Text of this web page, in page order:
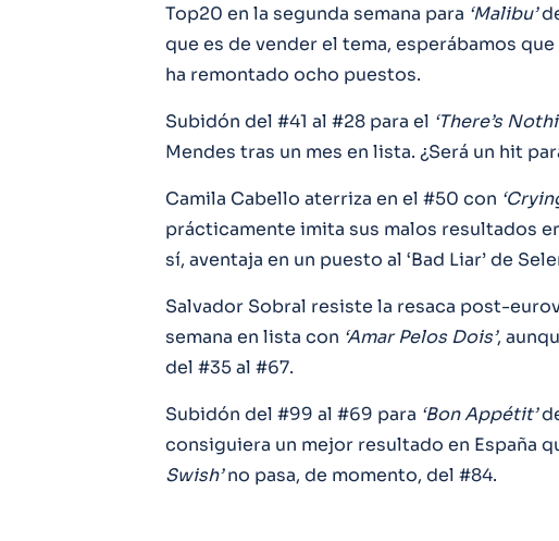
Top20 en la segunda semana para ‘Malibu’
que es de vender el tema, esperábamos
ha remontado ocho puestos.
Subidón del #41 al #28 para el ‘There’s
Mendes tras un mes en lista. ¿Será un hit
Camila Cabello aterriza en el #50 con
prácticamente imita sus malos resultados
sí, aventaja en un puesto al ‘Bad Liar’ de
Salvador Sobral resiste la resaca post-
semana en lista con ‘Amar Pelos Dois’,
del #35 al #67.
Subidón del #99 al #69 para ‘Bon Appétit’
consiguiera un mejor resultado en España
Swish’no pasa, de momento, del #84.